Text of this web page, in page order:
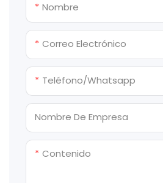
Nombre
Correo Electrónico
Teléfono/whatsapp
Nombre De Empresa
Contenido